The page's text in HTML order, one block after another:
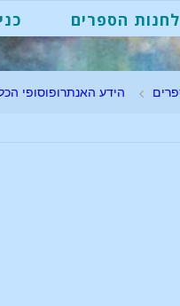
הספרים
הידע האנתרופוסופי